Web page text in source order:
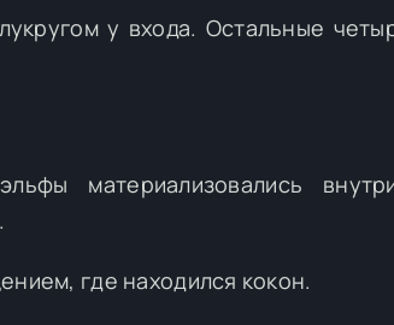
у входа. Остальные
материализовались
где находился кокон.